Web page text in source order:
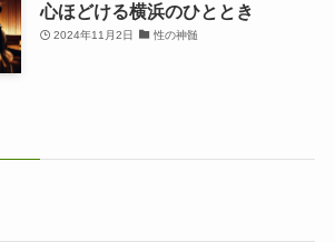
心ほどける横浜のひととき
2024年11月2日 性の神髄